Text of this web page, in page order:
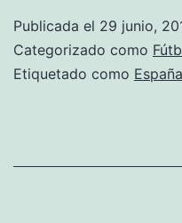
Publicada el 29 junio,
Categorizado como
Etiquetado como España